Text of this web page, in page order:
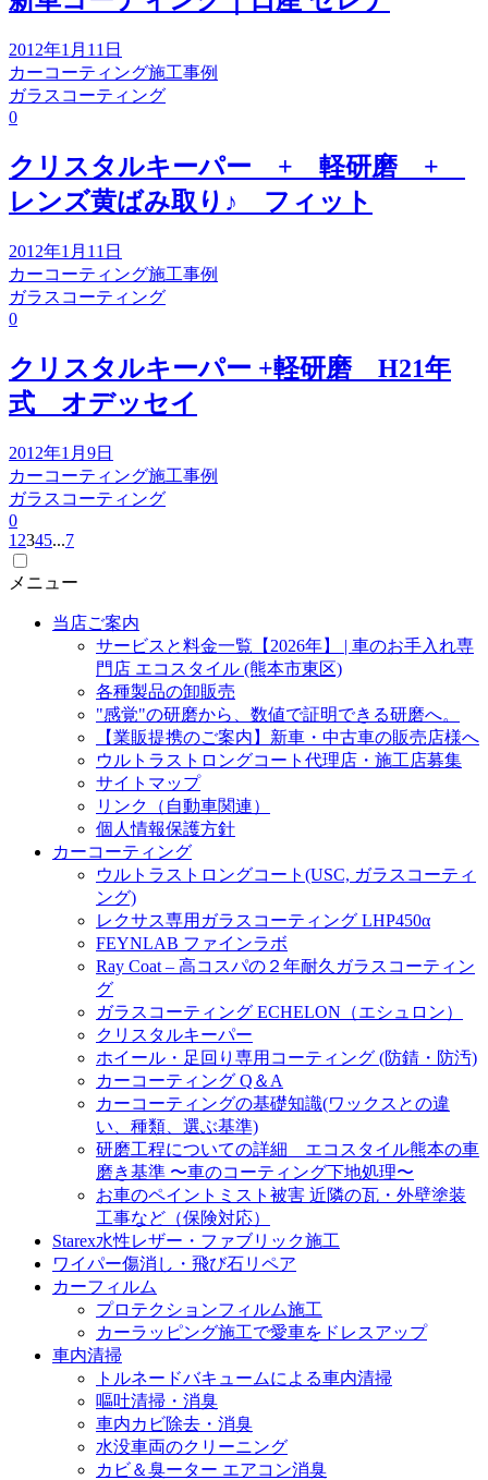
2012年1月11日
カーコーティング施工事例
ガラスコーティング
0
クリスタルキーパー + 軽研磨 +
レンズ黄ばみ取り♪ フィット
2012年1月11日
カーコーティング施工事例
ガラスコーティング
0
クリスタルキーパー +軽研磨 H21年
式 オデッセイ
2012年1月9日
カーコーティング施工事例
ガラスコーティング
0
1 2345...7
メニュー
当店ご案内
サービスと料金一覧【2026年】 | 車のお手入れ専
門店 エコスタイル (熊本市東区)
各種製品の卸販売
"感覚"の研磨から、数値で証明できる研磨へ。
【業販提携のご案内】新車・中古車の販売店様へ
ウルトラストロングコート代理店・施工店募集
サイトマップ
リンク（自動車関連）
個人情報保護方針
カーコーティング
ウルトラストロングコート(USC, ガラスコーティ
ング)
レクサス専用ガラスコーティング LHP450α
FEYNLAB ファインラボ
Ray Coat – 高コスパの２年耐久ガラスコーティン
グ
ガラスコーティング ECHELON（エシュロン）
クリスタルキーパー
ホイール・足回り専用コーティング (防錆・防汚)
カーコーティング Q＆A
カーコーティングの基礎知識(ワックスとの違
い、種類、選ぶ基準)
研磨工程についての詳細 エコスタイル熊本の車
磨き基準 〜車のコーティング下地処理〜
お車のペイントミスト被害 近隣の瓦・外壁塗装
工事など（保険対応）
Starex水性レザー・ファブリック施工
ワイパー傷消し・飛び石リペア
カーフィルム
プロテクションフィルム施工
カーラッピング施工で愛車をドレスアップ
車内清掃
トルネードバキュームによる車内清掃
嘔吐清掃・消臭
車内カビ除去・消臭
水没車両のクリーニング
カビ＆臭ーター エアコン消臭